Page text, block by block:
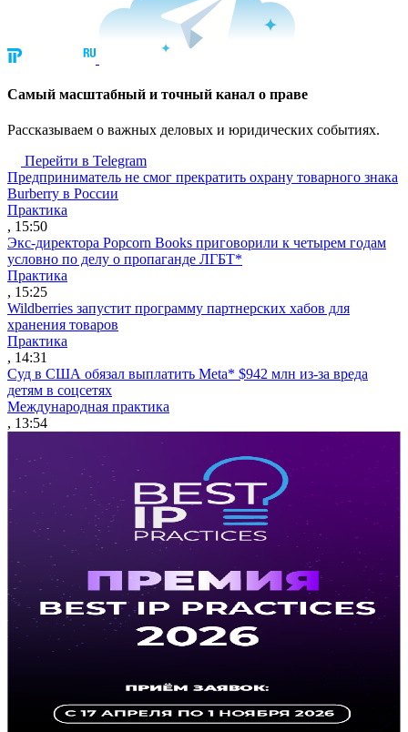
Cамый масштабный и точный канал о праве
Рассказываем о важных деловых и юридических событиях.
Перейти в Telegram
Предприниматель не смог прекратить охрану товарного знака
Burberry в России
Практика
, 15:50
Экс-директора Popcorn Books приговорили к четырем годам
условно по делу о пропаганде ЛГБТ*
Практика
, 15:25
Wildberries запустит программу партнерских хабов для
хранения товаров
Практика
, 14:31
Суд в США обязал выплатить Meta* $942 млн из-за вреда
детям в соцсетях
Международная практика
, 13:54